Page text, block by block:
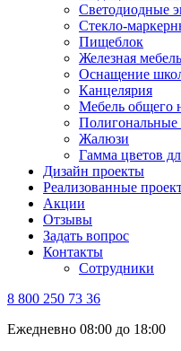
Светодиодные
Стекло-
Пищеблок
Железная мебель
Оснащение
Канцелярия
Мебель общего
Жалюзи
Гамма цветов
Дизайн проекты
Реализованные
Акции
Отзывы
Задать вопрос
Контакты
Сотрудники
8 800 250 73 36
Ежедневно 08:00 до 18:00